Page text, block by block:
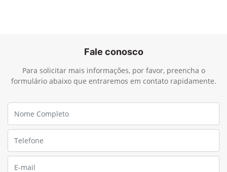
Fale conosco
Para solicitar mais informações, por favor, preencha o
formulário abaixo que entraremos em contato rapidamente.